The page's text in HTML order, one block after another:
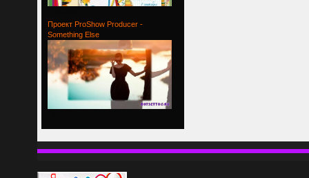
Проект ProShow Producer -
Something Else